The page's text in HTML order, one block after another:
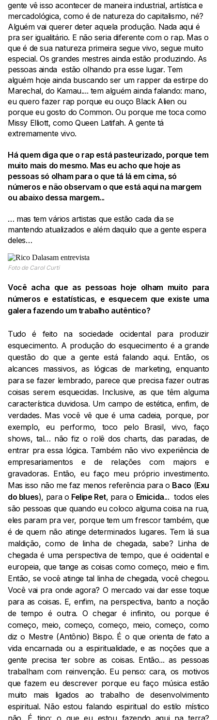
gente vê isso acontecer de maneira industrial, artística e
mercadológica, como é de natureza do capitalismo, né?
Alguém vai querer deter aquela produção. Nada aqui é
pra ser igualitário. E não seria diferente com o rap. Mas o
que é de sua natureza primeira segue vivo, segue muito
especial. Os grandes mestres ainda estão produzindo. As
pessoas ainda estão olhando pra esse lugar. Tem
alguém hoje ainda buscando ser um rapper da estirpe do
Marechal, do Kamau.... tem alguém ainda falando: mano,
eu quero fazer rap porque eu ouço Black Alien ou
porque eu gosto do Common. Ou porque me toca como
Missy Elliott, como Queen Latifah. A gente tá
extremamente vivo.
Há quem diga que o rap está pasteurizado, porque tem
muito mais do mesmo. Mas eu acho que hoje as
pessoas só olham para o que tá lá em cima, só
números e não observam o que está aqui na margem
ou abaixo dessa margem...
… mas tem vários artistas que estão cada dia se
mantendo atualizados e além daquilo que a gente espera
deles…
Foto de Carol Curti
Você acha que as pessoas hoje olham muito para
números e estatísticas, e esquecem que existe uma
galera fazendo um trabalho autêntico?
Tudo é feito na sociedade ocidental para produzir
esquecimento. A produção do esquecimento é a grande
questão do que a gente está falando aqui. Então, os
alcances massivos, as lógicas de marketing, enquanto
para se fazer lembrado, parece que precisa fazer outras
coisas serem esquecidas. Inclusive, as que têm alguma
característica duvidosa. Um campo de estética, enfim, de
verdades. Mas você vê que é uma cadeia, porque, por
exemplo, eu performo, toco pelo Brasil, vivo, faço
shows, tal… não fiz o rolê dos charts, das paradas, de
entrar pra essa lógica. Também não vivo experiência de
empresariamentos e de relações com majors e
gravadoras. Então, eu faço meu próprio investimento.
Mas isso não me faz menos referência para o Baco (Exu
do blues), para o Felipe Ret, para o Emicida... todos eles
são pessoas que quando eu coloco alguma coisa na rua,
eles param pra ver, porque tem um frescor também, que
é de quem não atinge determinados lugares. Tem lá sua
maldição, como de linha de chegada, sabe? Linha de
chegada é uma perspectiva de tempo, que é ocidental e
europeia, que tange as coisas como começo, meio e fim.
Então, se você atinge tal linha de chegada, você chegou.
Você vai pra onde agora? O mercado vai dar esse toque
para as coisas. E, enfim, na perspectiva, banto a noção
de tempo é outra. O chegar é infinito, ou porque é
começo, meio, começo, começo, meio, começo, como
diz o Mestre (Antônio) Bispo. É o que orienta de fato a
vida encarnada ou a espiritualidade, e as noções que a
gente precisa ter sobre as coisas. Então... as pessoas
trabalham com reinvenção. Eu penso: cara, os motivos
que fazem eu descrever porque eu faço música estão
muito mais ligados ao trabalho de desenvolvimento
espiritual. Não estou falando espiritual do estilo místico
não. É tipo: o que eu estou fazendo aqui na terra?